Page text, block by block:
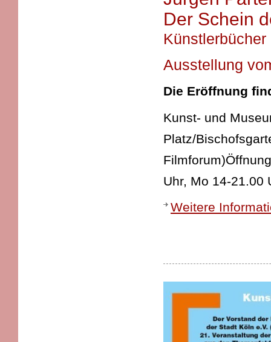
Der Schein
Ausstellung
Die Eröffnung
Kunst- und
Platz/
Uhr, Mo 14-21.00
Weitere